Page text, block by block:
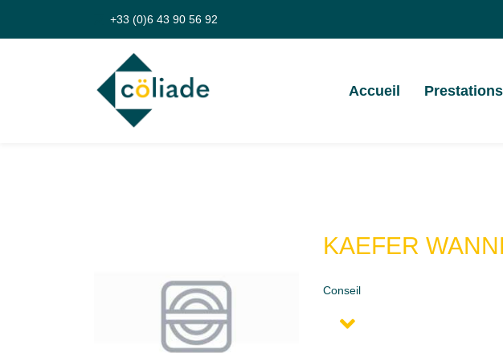
+33 (0)6 43 90 56 92
Accueil Prestations
KAEFER
Conseil